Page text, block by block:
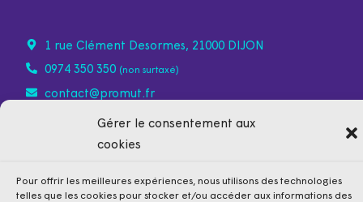
Gérer le consentement aux
cookies
Pour offrir les meilleures expériences, nous utilisons des technologies
telles que les cookies pour stocker et/ou accéder aux informations des
1 rue Clément Desormes, 21000 DIJON
0974 350 350 (non surtaxé)
contact@promut.fr